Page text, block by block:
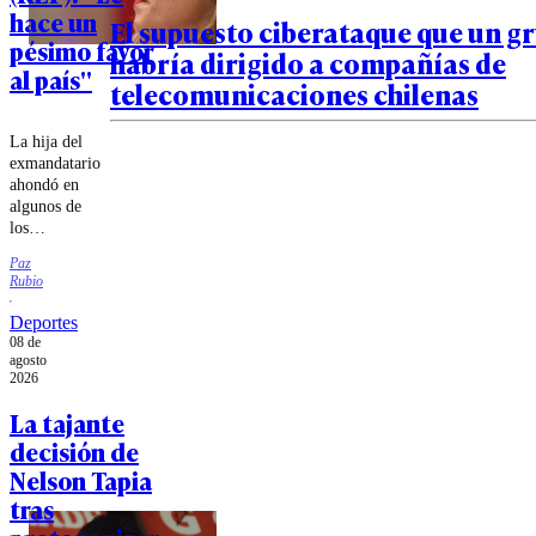
hace un
pésimo favor
al país"
La hija del
exmandatario
ahondó en
algunos de
los
del
Congreso.
Paz
Rubio
Deportes
08 de
agosto
2026
La tajante
decisión de
Nelson Tapia
tras
El supuesto ciberataque que un
habría dirigido a compañías de
telecomunicaciones chilenas